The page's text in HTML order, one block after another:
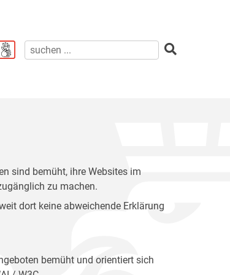
sind bemüht, ihre Websites im
zu machen.
dort keine abweichende Erklärung
bemüht und orientiert sich